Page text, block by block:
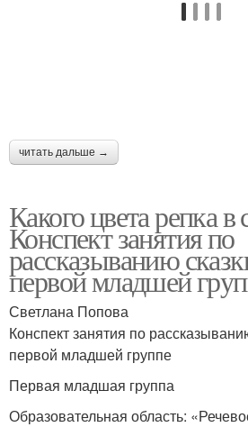
читать дальше →
Какого цвета репка в
Конспект занятия по
рассказыванию
первой младшей
Светлана Попова
Конспект занятия по
первой младшей группе
Первая младшая группа
Образовательная область: